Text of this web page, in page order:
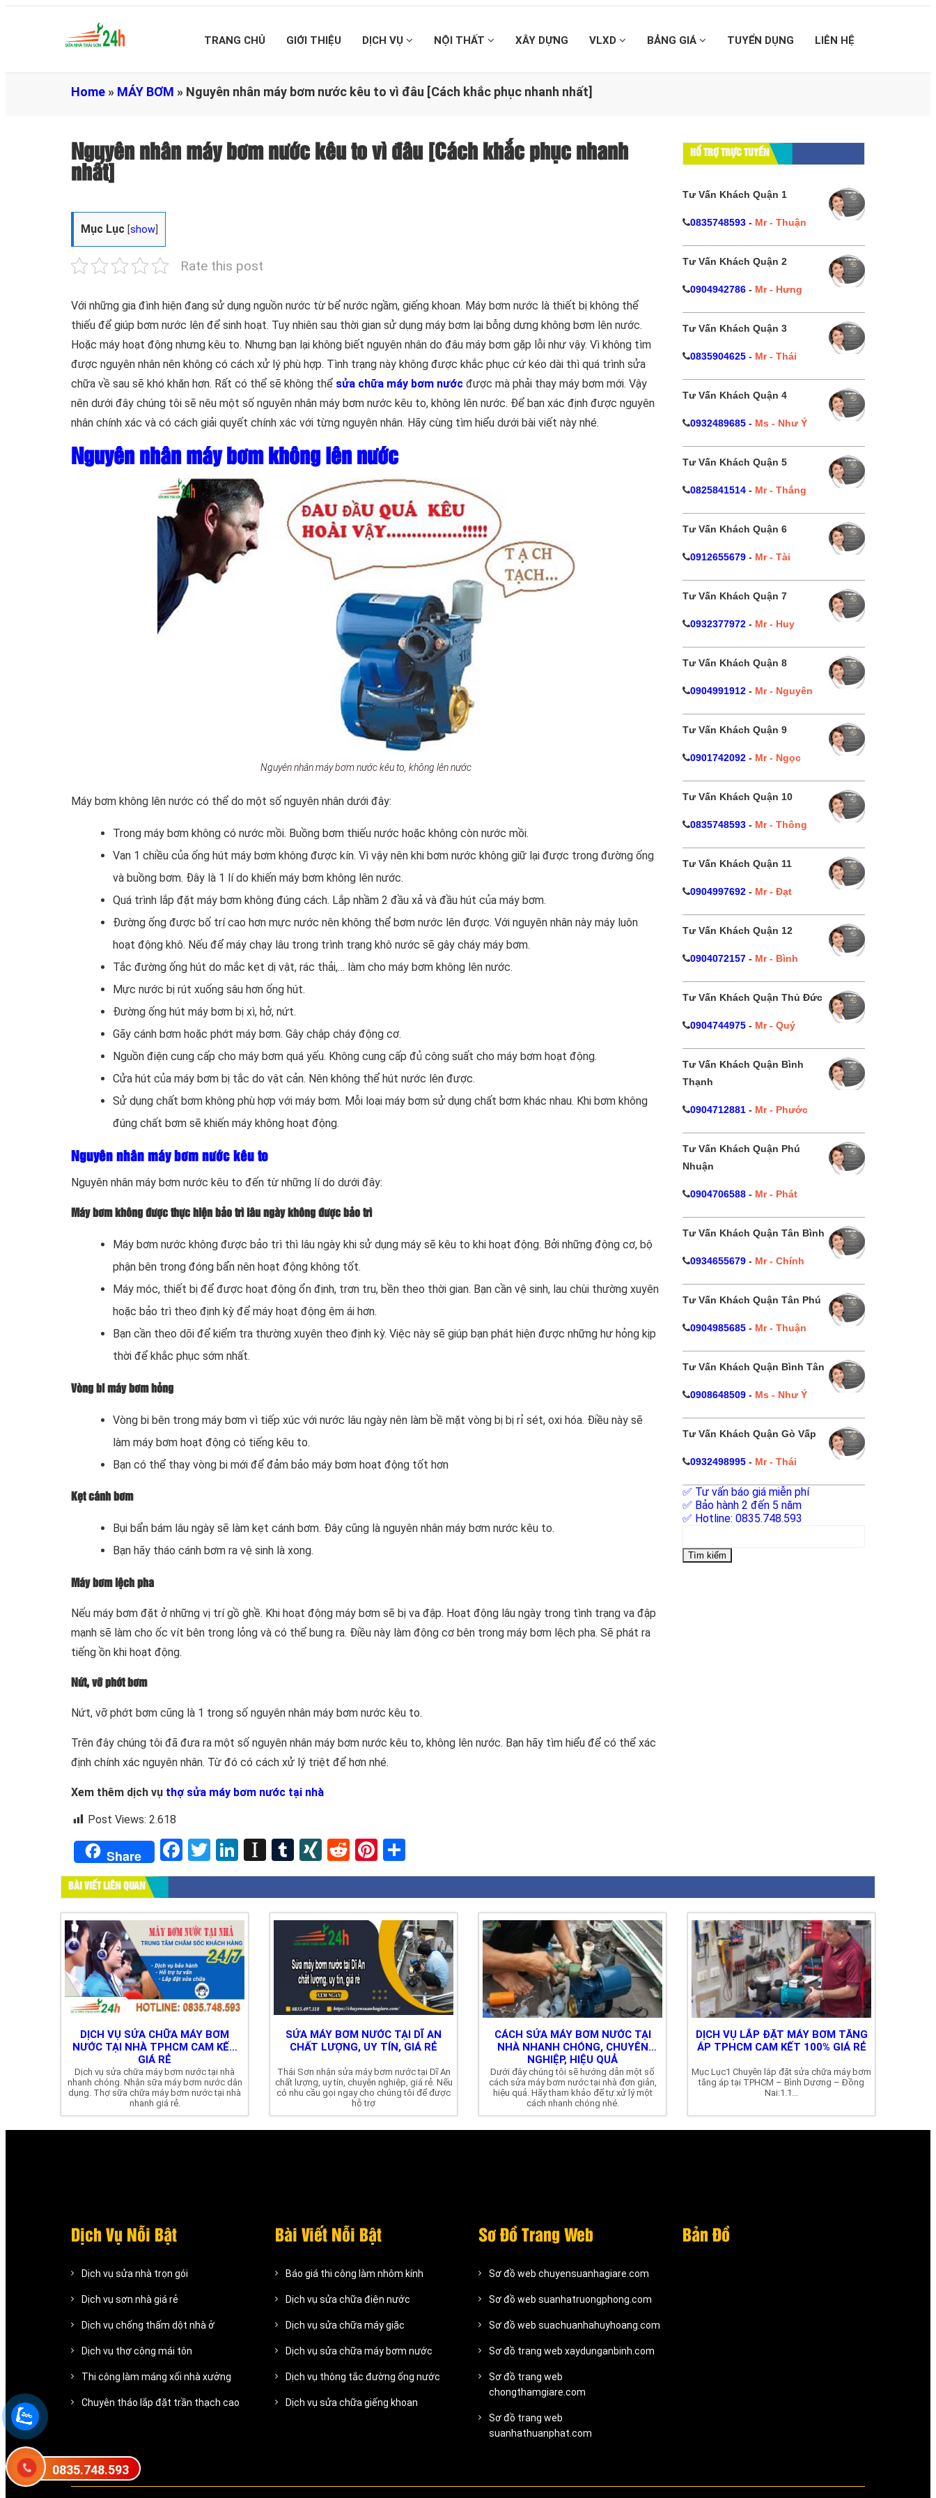
TRANG CHỦ GIỚI THIỆU DỊCH VỤ NỘI THẤT XÂY DỰNG VLXD BẢNG GIÁ TUYỂN DỤNG LIÊN HỆ
Home » MÁY BƠM » Nguyên nhân máy bơm nước kêu to vì đâu [Cách khắc phục nhanh nhất]
Nguyên nhân máy bơm nước kêu to vì đâu [Cách khắc phục nhanh
nhất]
Mục Lục [show
Rate this post
Với những gia đình hiện đang sử dụng nguồn nước từ bể nước ngầm, giếng khoan. Máy bơm nước là thiết bị không thể
thiếu để giúp bơm nước lên để sinh hoạt. Tuy nhiên sau thời gian sử dụng máy bơm lại bỗng dưng không bơm lên nước.
Hoặc máy hoạt động nhưng kêu to. Nhưng bạn lại không biết nguyên nhân do đâu máy bơm gặp lỗi như vậy. Vì không tìm
được nguyên nhân nên không có cách xử lý phù hợp. Tình trạng này không được khắc phục cứ kéo dài thì quá trình sửa
chữa về sau sẽ khó khăn hơn. Rất có thể sẽ không thể sửa chữa máy bơm nước được mà phải thay máy bơm mới. Vậy
nên dưới đây chúng tôi sẽ nêu một số nguyên nhân máy bơm nước kêu to, không lên nước. Để bạn xác định được nguyên
nhân chính xác và có cách giải quyết chính xác với từng nguyên nhân. Hãy cùng tìm hiểu dưới bài viết này nhé.
Nguyên nhân máy bơm không lên nước
Nguyên nhân máy bơm nước kêu to, không lên nước
Máy bơm không lên nước có thể do một số nguyên nhân dưới đây:
Trong máy bơm không có nước mồi. Buồng bơm thiếu nước hoặc không còn nước mồi.
Van 1 chiều của ống hút máy bơm không được kín. Vì vậy nên khi bơm nước không giữ lại được trong đường ống
và buồng bơm. Đây là 1 lí do khiến máy bơm không lên nước.
Quá trình lắp đặt máy bơm không đúng cách. Lắp nhầm 2 đầu xả và đầu hút của máy bơm.
Đường ống được bố trí cao hơn mực nước nên không thể bơm nước lên được. Với nguyên nhân này máy luôn
hoạt động khô. Nếu để máy chạy lâu trong trình trạng khô nước sẽ gây cháy máy bơm.
Tắc đường ống hút do mắc kẹt dị vật, rác thải,… làm cho máy bơm không lên nước.
Mực nước bị rút xuống sâu hơn ống hút.
Đường ống hút máy bơm bị xì, hở, nứt.
Gãy cánh bơm hoặc phớt máy bơm. Gây chập cháy động cơ.
Nguồn điện cung cấp cho máy bơm quá yếu. Không cung cấp đủ công suất cho máy bơm hoạt động.
Cửa hút của máy bơm bị tắc do vật cản. Nên không thể hút nước lên được.
Sử dụng chất bơm không phù hợp với máy bơm. Mỗi loại máy bơm sử dụng chất bơm khác nhau. Khi bơm không
đúng chất bơm sẽ khiến máy không hoạt động.
Nguyên nhân máy bơm nước kêu to
Nguyên nhân máy bơm nước kêu to đến từ những lí do dưới đây:
Máy bơm không được thực hiện bảo trì lâu ngày không được bảo trì
Máy bơm nước không được bảo trì thì lâu ngày khi sử dụng máy sẽ kêu to khi hoạt động. Bởi những động cơ, bộ
phận bên trong đóng bẩn nên hoạt động không tốt.
Máy móc, thiết bị để được hoạt động ổn định, trơn tru, bền theo thời gian. Bạn cần vệ sinh, lau chùi thường xuyên
hoặc bảo trì theo định kỳ để máy hoạt động êm ái hơn.
Bạn cần theo dõi để kiểm tra thường xuyên theo định kỳ. Việc này sẽ giúp bạn phát hiện được những hư hỏng kịp
thời để khắc phục sớm nhất.
Vòng bi máy bơm hỏng
Vòng bi bên trong máy bơm vì tiếp xúc với nước lâu ngày nên làm bề mặt vòng bị bị rỉ sét, oxi hóa. Điều này sẽ
làm máy bơm hoạt động có tiếng kêu to.
Bạn có thể thay vòng bi mới để đảm bảo máy bơm hoạt động tốt hơn
Kẹt cánh bơm
Bụi bẩn bám lâu ngày sẽ làm kẹt cánh bơm. Đây cũng là nguyên nhân máy bơm nước kêu to.
Bạn hãy tháo cánh bơm ra vệ sinh là xong.
Máy bơm lệch pha
Nếu máy bơm đặt ở những vị trí gồ ghề. Khi hoạt động máy bơm sẽ bị va đập. Hoạt động lâu ngày trong tình trạng va đập
mạnh sẽ làm cho ốc vít bên trong lỏng và có thể bung ra. Điều này làm động cơ bên trong máy bơm lệch pha. Sẽ phát ra
tiếng ồn khi hoạt động.
Nứt, vỡ phớt bơm
Nứt, vỡ phớt bơm cũng là 1 trong số nguyên nhân máy bơm nước kêu to.
Trên đây chúng tôi đã đưa ra một số nguyên nhân máy bơm nước kêu to, không lên nước. Bạn hãy tìm hiểu để có thể xác
định chính xác nguyên nhân. Từ đó có cách xử lý triệt để hơn nhé.
Xem thêm dịch vụ thợ sửa máy bơm nước tại nhà
Post Views: 2.618
Share Facebook
Twitter
LinkedIn
Instapaper
Tumblr
XINGRedditPinterest
HỔ TRỢ TRỰC TUYẾN
Tư Vấn Khách Quận 1
0835748593- Mr - Thuận
Tư Vấn Khách Quận 2
0904942786- Mr - Hưng
Tư Vấn Khách Quận 3
0835904625- Mr - Thái
Tư Vấn Khách Quận 4
0932489685- Ms - Như Ý
Tư Vấn Khách Quận 5
0825841514- Mr - Thắng
Tư Vấn Khách Quận 6
0912655679- Mr - Tài
Tư Vấn Khách Quận 7
0932377972- Mr - Huy
Tư Vấn Khách Quận 8
0904991912- Mr - Nguyên
Tư Vấn Khách Quận 9
0901742092- Mr - Ngọc
Tư Vấn Khách Quận 10
0835748593- Mr - Thông
Tư Vấn Khách Quận 11
0904997692- Mr - Đạt
Tư Vấn Khách Quận 12
0904072157- Mr - Bình
Tư Vấn Khách Quận Thủ Đức
0904744975- Mr - Quý
Tư Vấn Khách Quận Bình
Thạnh
0904712881- Mr - Phước
Tư Vấn Khách Quận Phú
Nhuận
0904706588- Mr - Phát
Tư Vấn Khách Quận Tân Bình
0934655679- Mr - Chính
Tư Vấn Khách Quận Tân Phú
0904985685- Mr - Thuận
Tư Vấn Khách Quận Bình Tân
0908648509- Ms - Như Ý
Tư Vấn Khách Quận Gò Vấp
0932498995- Mr - Thái
✅ Tư vấn báo giá miễn phí
✅ Bảo hành 2 đến 5 năm
✅ Hotline: 0835.748.593
cho:
BÀI VIẾT LIÊN QUAN
DỊCH VỤ SỬA CHỮA MÁY BƠM
NƯỚC TẠI NHÀ TPHCM CAM KẾT
GIÁ RẺ
Dịch vụ sửa chữa máy bơm nước tại nhà
nhanh chóng. Nhận sữa máy bơm nước dân
dụng. Thợ sữa chữa máy bơm nước tại nhà
nhanh giá rẻ.
SỬA MÁY BƠM NƯỚC TẠI DĨ AN
CHẤT LƯỢNG, UY TÍN, GIÁ RẺ
Thái Sơn nhận sửa máy bơm nước tại Dĩ An
chất lượng, uy tín, chuyên nghiệp, giá rẻ. Nếu
có nhu cầu gọi ngay cho chúng tôi để được
hỗ trợ
CÁCH SỬA MÁY BƠM NƯỚC TẠI
NHÀ NHANH CHÓNG, CHUYÊN
NGHIỆP, HIỆU QUẢ
Dưới đây chúng tôi sẽ hướng dẫn một số
cách sửa máy bơm nước tại nhà đơn giản,
hiệu quả. Hãy tham khảo để tự xử lý một
cách nhanh chóng nhé.
DỊCH VỤ LẮP ĐẶT MÁY BƠM TĂNG
ÁP TPHCM CAM KẾT 100% GIÁ RẺ
Mục Lục1 Chuyên lắp đặt sửa chữa máy bơm
tăng áp tại TPHCM – Bình Dương – Đồng
Nai:1.1...
Dịch Vụ Nỗi Bật
Dịch vụ sửa nhà trọn gói
Dịch vụ sơn nhà giá rẻ
Dịch vụ chống thấm dột nhà ở
Dịch vụ thợ công mái tôn
Thi công làm máng xối nhà xưởng
Chuyên tháo lắp đặt trần thạch cao
Bài Viết Nỗi Bật
Báo giá thi công làm nhôm kính
Dịch vụ sửa chữa điện nước
Dịch vụ sửa chữa máy giặc
Dịch vụ sửa chữa máy bơm nước
Dịch vụ thông tắc đường ống nước
Dịch vụ sửa chữa giếng khoan
Sơ Đồ Trang Web
Sơ đồ web chuyensuanhagiare.com
Sơ đồ web suanhatruongphong.com
Sơ đồ web suachuanhahuyhoang.com
Sơ đồ trang web xaydunganbinh.com
Sơ đồ trang web
chongthamgiare.com
Sơ đồ trang web
suanhathuanphat.com
Bản Đồ
0835.748.593